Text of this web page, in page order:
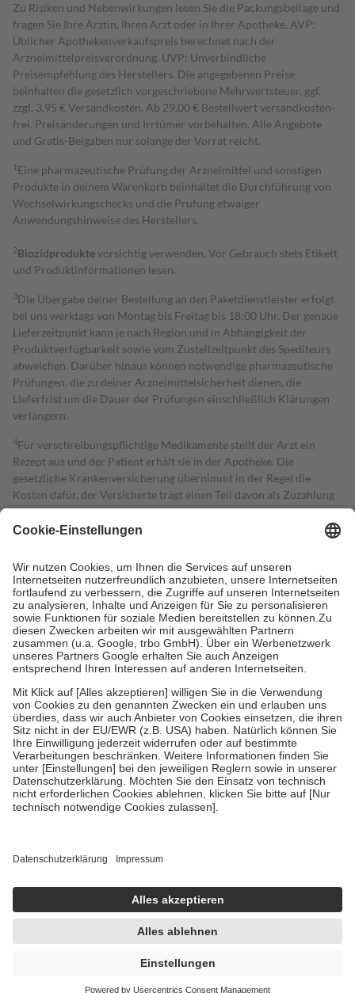
Zu Risiken und Nebenwirkungen lesen Sie die Packungsbeilage und
fragen Sie Ihre Ärztin, Ihren Arzt oder in Ihrer Apotheke. AVP:
Üblicher Apothekenverkaufspreis berechnet nach der
Arzneimittelpreisverordnung. UVP: Unverbindliche
Preisempfehlung des Herstellers. Die angegebenen Preise
beinhalten die gesetzlich vorgeschriebene Mehrwertsteuer, ggf.
zzgl. 3,95 € Versandkosten. Ab 29,00 € Bestell­wert versand­kosten­
frei. Preisänderungen und Irrtümer vorbehalten. Alle Angebote
und Gratis-Beigaben nur solange der Vorrat reicht.
1 Eine pharmazeutische Prüfung der Arzneimittel und sonstigen
Produkte in deinem Warenkorb beinhaltet die Durchführung von
Wechselwirkungschecks und die Prüfung etwaiger
Anwendungshinweise des Herstellers.
2Biozidproduktevorsichtig verwenden. Vor Gebrauch stets Etikett
und Produktinformationen lesen.
3Die Übergabe deiner Bestellung an den Paketdienstleister erfolgt
bei uns werktags von Montag bis Freitag bis 18:00 Uhr. Der genaue
Lieferzeitpunkt kann je nach Region und in Abhängigkeit der
Produktverfügbarkeit sowie vom Zustellzeitpunkt des Spediteurs
abweichen. Darüber hinaus können notwendige pharmazeutische
Prüfungen, die zu deiner Arzneimittelsicherheit dienen, die
Lieferfrist um die Dauer der Prüfungen einschließlich Klärungen
verlängern.
4Für verschreibungspflichtige Medikamente stellt der Arzt ein
Rezept aus und der Patient erhält sie in der Apotheke. Die
gesetzliche Krankenversicherung übernimmt in der Regel die
Kosten dafür, der Versicherte trägt einen Teil davon als Zuzahlung
mit.
Grundsätzlich leisten Mitglieder Zuzahlungen in Höhe von zehn
höchstens zehn Euro.
Es sind jedoch nie mehr als die tatsächlichen
Kosten der Leistung zu entrichten.
Diese Regeln gelten grundsätzlich auch für Online-Apotheken.
Bei Heilmitteln und häuslicher Krankenpflege beträgt die
Zuzahlung zehn Prozent der Kosten sowie zehn Euro je
Verordnung.
Um das Engagement der Versicherten für ihre eigene Gesundheit zu
stärken und die besondere Stellung der Familie zu unterstützen,
fallenkeine Zuzahlungenan bei:
• Kindern und Jugendlichen bis zum vollendeten 18. Lebensjahr
mit Ausnahme der Fahrkosten
• Untersuchungen zur Vorsorge und Früherkennung, die von der
GKV getragen werden
• empfohlenen Schutzimpfungen
• Harn- und Blutteststreifen
getroffen, um sicherzustellen, dass es sich um echte Bewertungen
https://help.etrusted.com/hc/de/articles/4419944605341
Einige Bilder und Inhalte wurden unter Zuhilfenahme künstlicher